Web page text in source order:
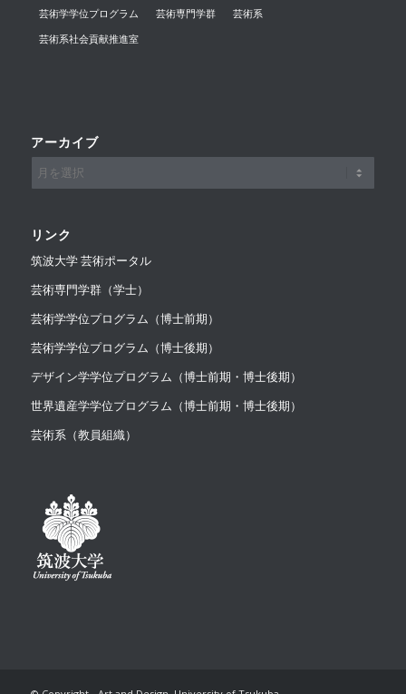
芸術学学位プログラム
芸術専門学群
芸術系
芸術系社会貢献推進室
アーカイブ
リンク
筑波大学 芸術ポータル
芸術専門学群（学士）
芸術学学位プログラム（博士前期）
芸術学学位プログラム（博士後期）
デザイン学学位プログラム（博士前期・博士後期）
世界遺産学学位プログラム（博士前期・博士後期）
芸術系（教員組織）